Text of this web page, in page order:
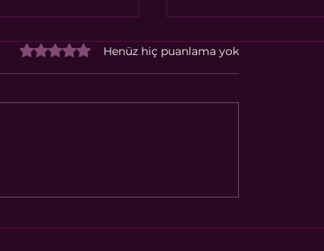
5 üzerinden 0 yıldızHenüz hiç puanlama yok